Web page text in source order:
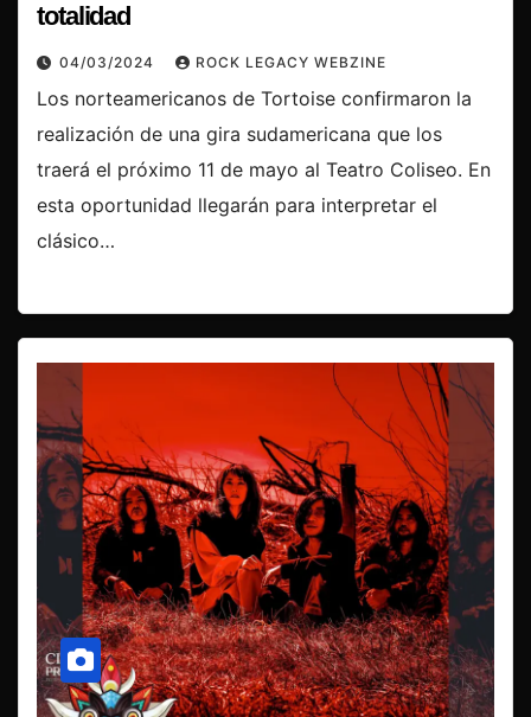
totalidad
04/03/2024 ROCK LEGACY WEBZINE
Los norteamericanos de Tortoise confirmaron la
realización de una gira sudamericana que los
traerá el próximo 11 de mayo al Teatro Coliseo. En
esta oportunidad llegarán para interpretar el
clásico…